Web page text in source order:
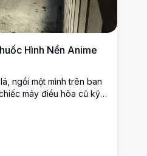
Hình Nền Anime
ngồi một mình trên ban
máy điều hòa cũ kỹ.